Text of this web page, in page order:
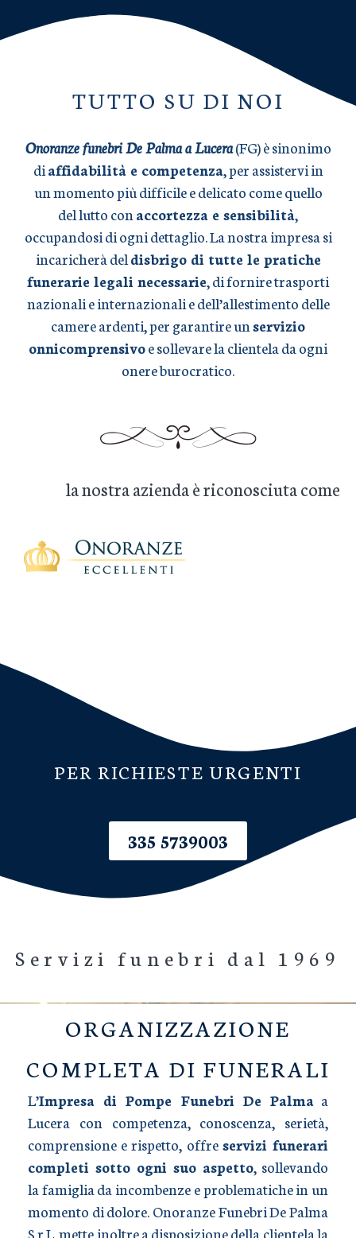
TUTTO SU DI NOI
Onoranze funebri De Palma a Lucera(FG) è sinonimo
diaffidabilità e competenza, per assistervi in
un momento più difficile e delicato come quello
del lutto con accortezza e sensibilità,
occupandosi di ogni dettaglio. La nostra impresa si
incaricherà deldisbrigo di tutte le pratiche
funerarie legali necessarie, di fornire trasporti
nazionali e internazionali e dell’allestimento delle
camere ardenti, per garantire unservizio
onnicomprensivoe sollevare la clientela da ogni
onere burocratico.
la nostra azienda è riconosciuta come
PER RICHIESTE URGENTI
335 5739003
Servizi funebri dal 1969
ORGANIZZAZIONE
COMPLETA DI FUNERALI
L’Impresa di Pompe Funebri De Palmaa
Lucera con competenza, conoscenza, serietà,
comprensione e rispetto, offreservizi funerari
completi sotto ogni suo aspetto, sollevando
la famiglia da incombenze e problematiche in un
momento di dolore. Onoranze Funebri De Palma
S.r.L. mette inoltre a disposizione della clientela la